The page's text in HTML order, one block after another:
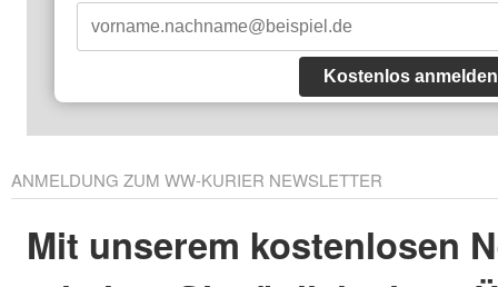
Kostenlos anmelden
ANMELDUNG ZUM WW-KURIER NEWSLETTER
Mit unserem kostenlosen